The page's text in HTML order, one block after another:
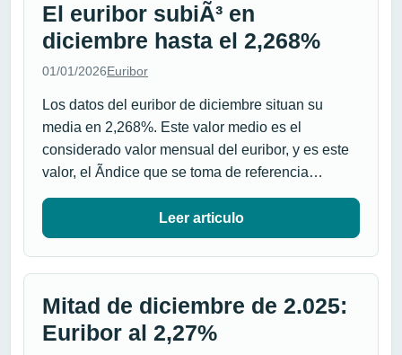
El euribor subiÃ³ en
diciembre hasta el 2,268%
01/01/2026Euribor
Los datos del euribor de diciembre situan su
media en 2,268%. Este valor medio es el
considerado valor mensual del euribor, y es este
valor, el Ã­ndice que se toma de referencia…
Leer articulo
Mitad de diciembre de 2.025:
Euribor al 2,27%